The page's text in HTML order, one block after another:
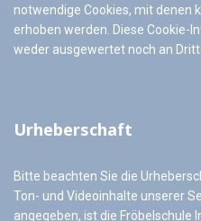
notwendige Cookies, mit denen
erhoben werden. Diese Cookie-
weder ausgewertet noch an
Urheberschaft
Bitte beachten Sie die
Ton- und Videoinhalte unserer
angegeben, ist die Fröbelschule